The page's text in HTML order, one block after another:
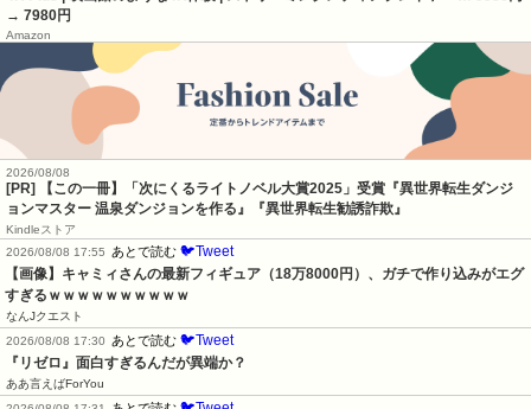
→ 7980円
Amazon
2026/08/08
[PR] 【この一冊】「次にくるライトノベル大賞2025」受賞『異世界転生ダンジ
ョンマスター 温泉ダンジョンを作る』『異世界転生勧誘詐欺』
Kindleストア
2026/08/08 17:55
あとで読む 🐦Tweet
【画像】キャミィさんの最新フィギュア（18万8000円）、ガチで作り込みがエグ
すぎるｗｗｗｗｗｗｗｗｗｗ
なんJクエスト
2026/08/08 17:30
あとで読む 🐦Tweet
『リゼロ』面白すぎるんだが異端か？
ああ言えばForYou